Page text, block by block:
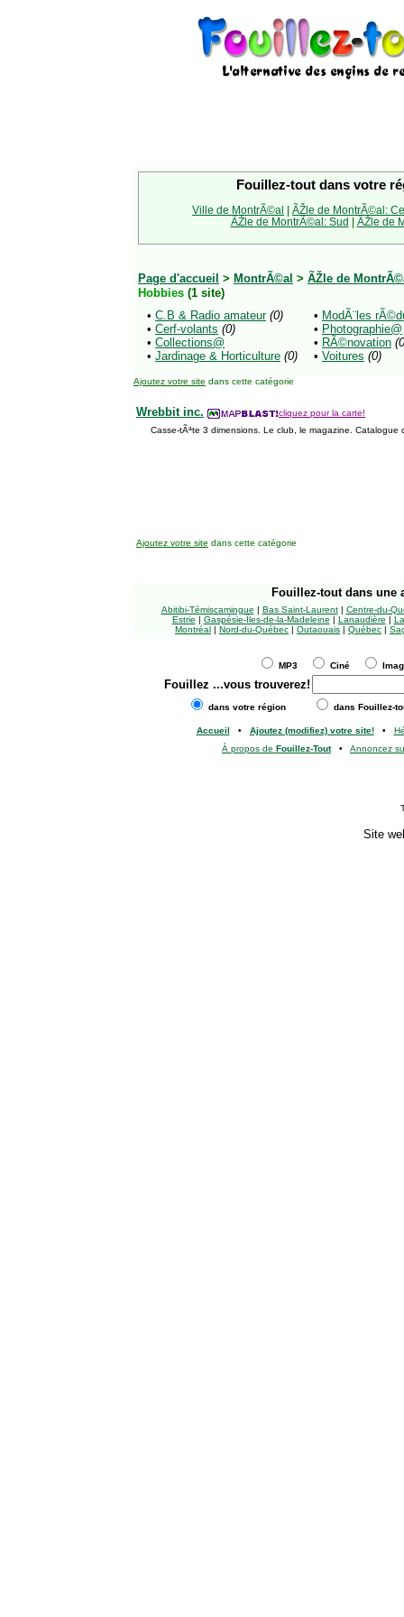
Fouillez-tout dans votre
Ville de MontrÃ©al | ÃŽle de MontrÃ©al:
ÃŽle de MontrÃ©al: Sud | ÃŽle de
Page d'accueil > MontrÃ©al > ÃŽle de
Hobbies (1 site)
• C.B & Radio amateur (0)
• Cerf-volants (0)
• Collections@
• Jardinage & Horticulture (0)
• ModÃ¨les
• Photographie@
• RÃ©novation
• Voitures (0)
Ajoutez votre site dans cette catégorie
Wrebbit inc.
cliquez pour la carte!
Casse-tÃªte 3 dimensions. Le club, le magazine.
Ajoutez votre site dans cette catégorie
Fouillez-tout dans une
Abitibi-Témiscamingue | Bas Saint-Laurent| Centre-du-
Estrie | Gaspésie-Îles-de-la-Madeleine | Lanaudière |
Montréal | Nord-du-Québec | Outaouais | Québec |
MP3 Ciné
Fouillez ...vous trouverez!
dans votre région dans Fouillez-
Accueil • Ajoutez (modifiez) votre site!•
À propos de Fouillez-Tout• Annoncez
Site